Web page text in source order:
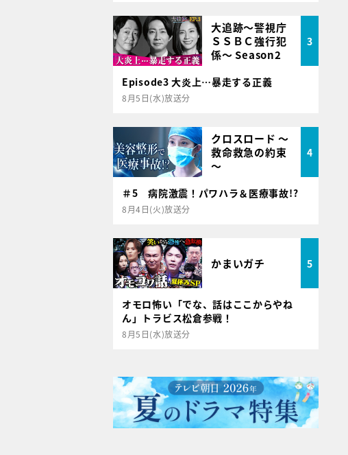
大追跡～警視庁
ＳＳＢＣ強行犯
係～ Season2
3
Episode3 大炎上…暴走する正義
8月5日(水)放送分
クロスロード ～
救命救急の約束
～
4
＃5 病院激震！パワハラ＆医療事故!?
8月4日(火)放送分
かまいガチ 5
オモロ怖い「でな、話はここからやね
ん」トラビス松倉参戦！
8月5日(水)放送分